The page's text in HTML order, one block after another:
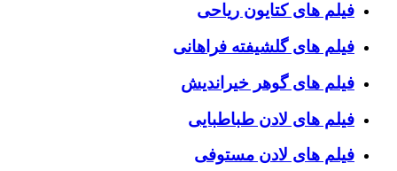
فیلم های کتایون ریاحی
فیلم های گلشیفته فراهانی
فیلم های گوهر خیراندیش
فیلم های لادن طباطبایی
فیلم های لادن مستوفی